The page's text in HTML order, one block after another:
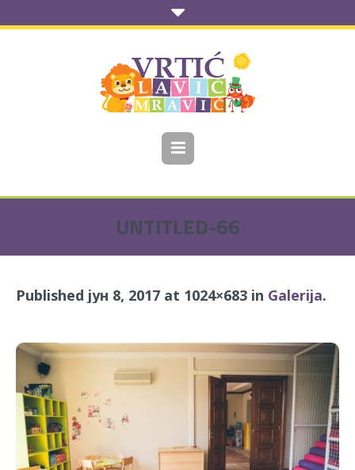
UNTITLED-66
Published јун 8, 2017 at 1024×683 in Galerija.